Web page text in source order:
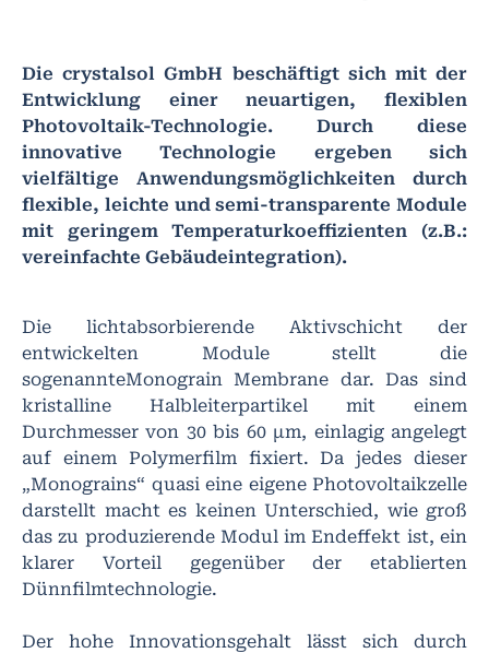
Die crystalsol GmbH beschäftigt sich mit der
Entwicklung einer neuartigen, flexiblen
Photovoltaik-Technologie. Durch diese
innovative Technologie ergeben sich
vielfältige Anwendungsmöglichkeiten durch
flexible, leichte und semi-transparente Module
mit geringem Temperaturkoeffizienten (z.B.:
vereinfachte Gebäudeintegration).
Die lichtabsorbierende Aktivschicht der
entwickelten Module stellt die
sogenannteMonograin Membrane dar. Das sind
kristalline Halbleiterpartikel mit einem
Durchmesser von 30 bis 60 μm, einlagig angelegt
auf einem Polymerfilm fixiert. Da jedes dieser
„Monograins“ quasi eine eigene Photovoltaikzelle
darstellt macht es keinen Unterschied, wie groß
das zu produzierende Modul im Endeffekt ist, ein
klarer Vorteil gegenüber der etablierten
Dünnfilmtechnologie.
Der hohe Innovationsgehalt lässt sich durch